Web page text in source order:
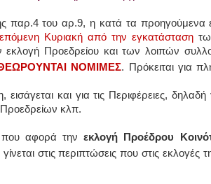
παρ.4 του αρ.9, η κατά τα προηγούμενα
Κυριακή από την εγκατάσταση
εκλογή Προεδρείου και των λοιπών
ΘΕΩΡΟΥΝΤΑΙ ΝΟΜΙΜΕΣ. Πρόκειται για
και για τις Περιφέρειες,
κλπ.
που αφορά τηνεκλογή Προέδρου
γίνεται στις περιπτώσεις που στις εκλογές